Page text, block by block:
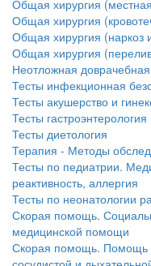
Общая хирургия
Общая хирургия
Общая хирургия (наркоз
Общая хирургия
Неотложная
Тесты инфекционная
Тесты акушерство и
Тесты гастроэнтерология
Тесты диетология
Терапия - Методы
Тесты по педиатрии.
реактивность, аллергия
Тесты по неонатологии
Скорая помощь.
медицинской помощи
Скорая помощь. Помощь